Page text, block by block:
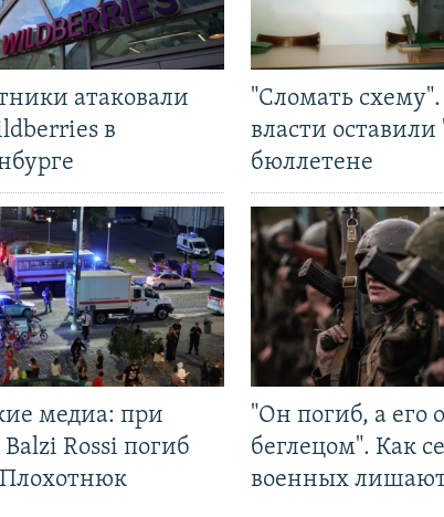
атаковали
в
медиа: при
Rossi погиб
"Сломать
власти оставили
бюллетене
"Он погиб, а его
беглецом". Как
военных